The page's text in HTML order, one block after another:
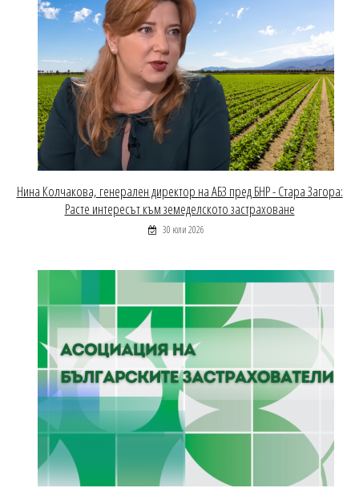
Нина Колчакова, генерален директор на АБЗ пред БНР - Стара Загора:
Расте интересът към земеделското застраховане
30 юли 2026